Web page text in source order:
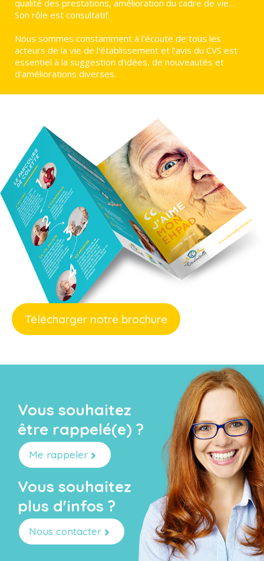
qualité des prestations, amélioration du cadre de vie…
Son rôle est consultatif.
Nous sommes constamment à l'écoute de tous les
acteurs de la vie de l'établissement et l'avis du CVS est
essentiel à la suggestion d'idées, de nouveautés et
d'améliorations diverses.
Télécharger notre brochure
Vous souhaitez
être rappelé(e) ?
Me rappeler
Vous souhaitez
plus d'infos ?
Nous contacter